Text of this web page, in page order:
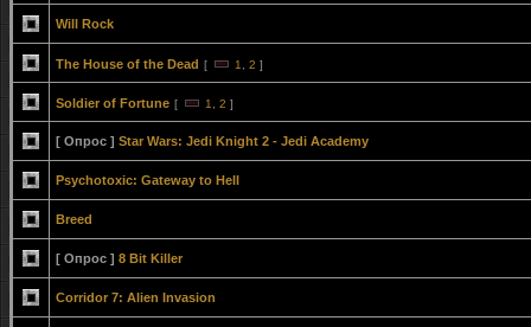
Will Rock
The House of the Dead [ 1 2 ]
Soldier of Fortune [ 1 2 ]
[ Опрос ] Star Wars: Jedi Knight 2 - Jedi Academy
Psychotoxic: Gateway to Hell
Breed
[ Опрос ] 8 Bit Killer
Corridor 7: Alien Invasion